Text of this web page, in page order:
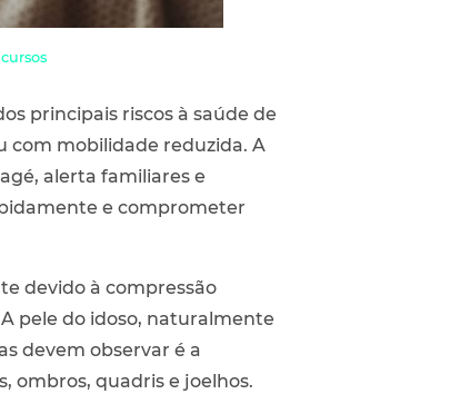
principais riscos à saúde de
com mobilidade reduzida. A
alerta familiares e
e comprometer
devido à compressão
pele do idoso, naturalmente
devem observar é a
ombros, quadris e joelhos.